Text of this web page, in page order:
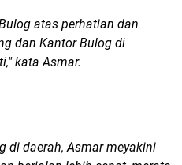
atas perhatian dan
dan Kantor Bulog di
kata Asmar.
di daerah, Asmar meyakini